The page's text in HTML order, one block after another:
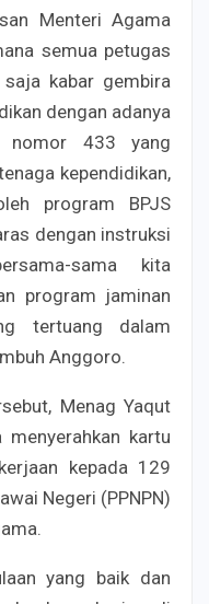
Menteri Agama
semua petugas
kabar gembira
dengan adanya
nomor 433 yang
kependidikan,
program BPJS
dengan instruksi
sama kita
program jaminan
tertuang dalam
Anggoro.
Menag Yaqut
kartu
kepada 129
Negeri (PPNPN)
yang baik dan